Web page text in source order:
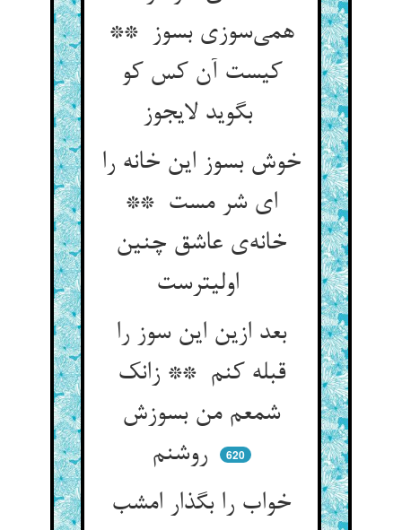
همی‌سوزی بسوز **
کیست آن کس کو
بگوید لایجوز
خوش بسوز این خانه را
ای شر مست **
خانه‌ی عاشق چنین
بعد ازین این سوز را
قبله کنم ** زانک
شمعم من بسوزش
روشنم
620
خواب را بگذار امشب